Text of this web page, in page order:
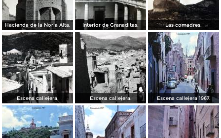
Hacienda de la Noria Alta. Interior de Granaditas. Las comadres.
Escena callejera. Escena callejera. Escena callejera 1967.